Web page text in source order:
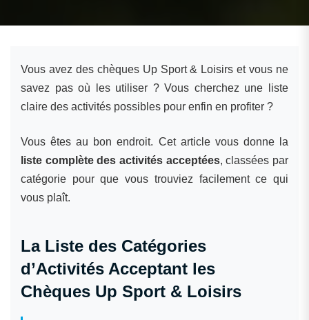
Vous avez des chèques Up Sport & Loisirs et vous ne
savez pas où les utiliser ? Vous cherchez une liste
claire des activités possibles pour enfin en profiter ?
Vous êtes au bon endroit. Cet article vous donne la
liste complète des activités acceptées, classées par
catégorie pour que vous trouviez facilement ce qui
vous plaît.
La Liste des Catégories
d’Activités Acceptant les
Chèques Up Sport & Loisirs